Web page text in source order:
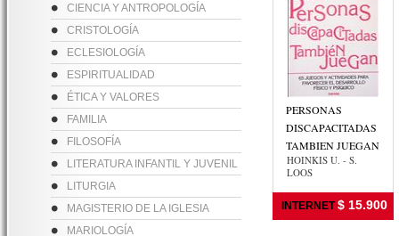
CIENCIA Y ANTROPOLOGÍA
CRISTOLOGÍA
ECLESIOLOGÍA
ESPIRITUALIDAD
ÉTICA Y VALORES
FAMILIA
FILOSOFÍA
LITERATURA INFANTIL Y JUVENIL
LITURGIA
MAGISTERIO DE LA IGLESIA
MARIOLOGÍA
PERSONAS
DISCAPACITADAS
TAMBIEN JUEGAN
HOINKIS U. - S.
LOOS
INTERNET $ 15.900